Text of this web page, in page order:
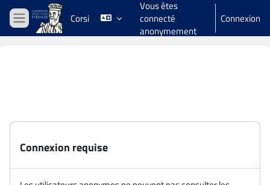
Passer au contenu principal
Panneau latéral
Corsi
Vous êtes
connecté
anonymement
Connexion
Connexion requise